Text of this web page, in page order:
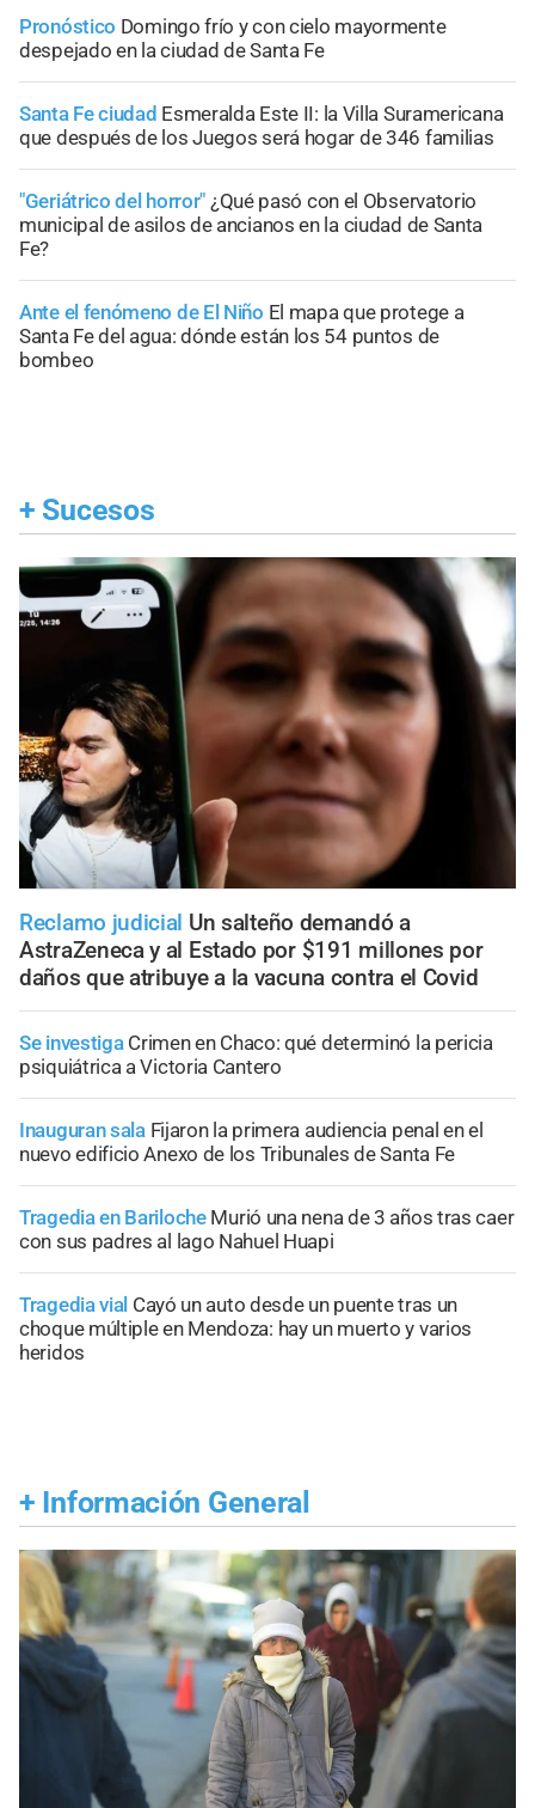
Pronóstico Domingo frío y con cielo mayormente
despejado en la ciudad de Santa Fe
Santa Fe ciudad Esmeralda Este II: la Villa Suramericana
que después de los Juegos será hogar de 346 familias
"Geriátrico del horror" ¿Qué pasó con el Observatorio
municipal de asilos de ancianos en la ciudad de Santa
Fe?
Ante el fenómeno de El Niño El mapa que protege a
Santa Fe del agua: dónde están los 54 puntos de
bombeo
+ Sucesos
Reclamo judicial Un salteño demandó a
AstraZeneca y al Estado por $191 millones por
daños que atribuye a la vacuna contra el Covid
Se investiga Crimen en Chaco: qué determinó la pericia
psiquiátrica a Victoria Cantero
Inauguran sala Fijaron la primera audiencia penal en el
nuevo edificio Anexo de los Tribunales de Santa Fe
Tragedia en Bariloche Murió una nena de 3 años tras caer
con sus padres al lago Nahuel Huapi
Tragedia vial Cayó un auto desde un puente tras un
choque múltiple en Mendoza: hay un muerto y varios
heridos
+ Información General